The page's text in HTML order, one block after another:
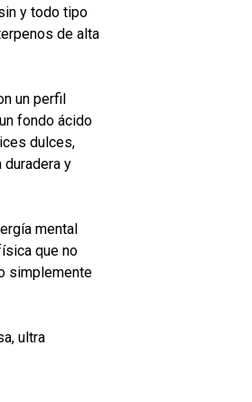
y todo tipo
de alta
un perfil
fondo ácido
dulces,
y
mental
que no
simplemente
ultra